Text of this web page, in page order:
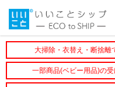
大掃除・衣替え・断捨離
一部商品(ベビー用品)の